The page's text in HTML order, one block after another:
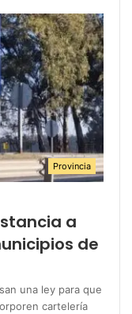
Provincia
a
de
una ley para que
cartelería